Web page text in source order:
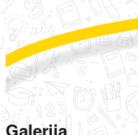
Galerija